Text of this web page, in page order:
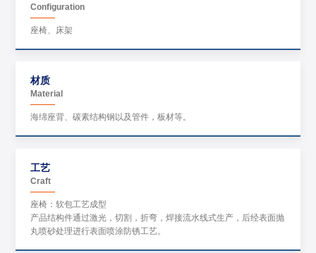
Configuration
座椅、床架
材质
Material
海绵座背、碳素结构钢以及管件，板材等。
工艺
Craft
座椅：软包工艺成型
产品结构件通过激光，切割，折弯，焊接流水线式生产，后经表面抛
丸喷砂处理进行表面喷涂防锈工艺。